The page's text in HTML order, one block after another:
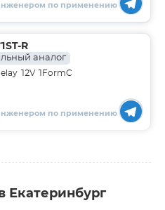
по применению
R
аналог
12V 1FormC
по применению
Екатеринбург